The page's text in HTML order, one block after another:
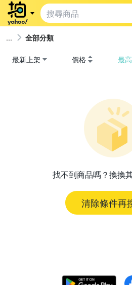
全部分類
最新上架 價格 最
找不到商品嗎？換換
清除條件再